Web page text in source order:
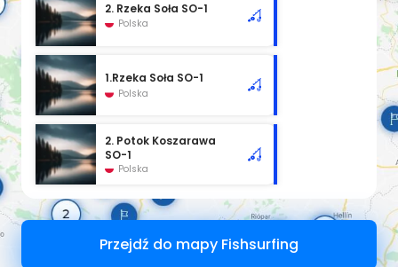
2. Rzeka Soła SO-1
Polska
1.Rzeka Soła SO-1
Polska
2. Potok Koszarawa
SO-1
Polska
Przejdź do mapy Fishsurfing